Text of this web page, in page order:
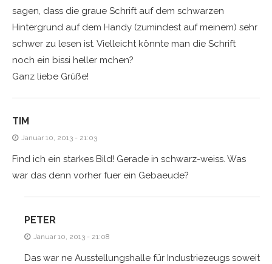
sagen, dass die graue Schrift auf dem schwarzen
Hintergrund auf dem Handy (zumindest auf meinem) sehr
schwer zu lesen ist. Vielleicht könnte man die Schrift
noch ein bissi heller mchen?
Ganz liebe Grüße!
TIM
Januar 10, 2013 - 21:03
Find ich ein starkes Bild! Gerade in schwarz-weiss. Was
war das denn vorher fuer ein Gebaeude?
PETER
Januar 10, 2013 - 21:08
Das war ne Ausstellungshalle für Industriezeugs soweit